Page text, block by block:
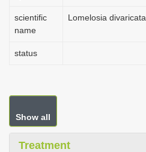
scientific
name
Lomelosia divaricata
status
Show all
Treatment